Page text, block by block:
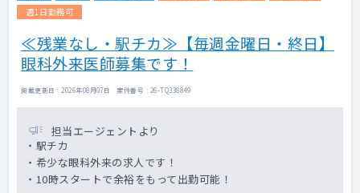
週1日勤務可
≪残業なし・駅チカ≫【毎週金曜日・終日】
眼科外来医師募集です！
掲載更新日 : 2026年08月07日 案件番号 : 26-TQ338849
担当エージェントより
・駅チカ
・希少な眼科外来の求人です！
・10時スタートで余裕をもって出勤可能！